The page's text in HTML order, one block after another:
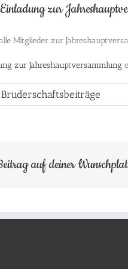
zur
Mitglieder zur
zur Jahreshauptversammlung
Bruderschaftsbeiträge
auf deiner